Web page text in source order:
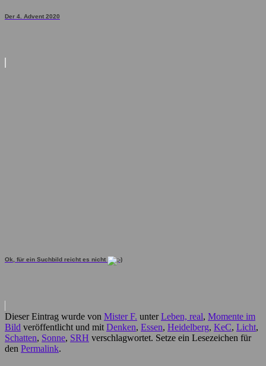
Der 4. Advent 2020
Ok, für ein Suchbild reicht es nicht
Dieser Eintrag wurde von Mister F. unterLeben, real, Momente im
Bild veröffentlicht und mit Denken, Essen, Heidelberg, KeC, Licht,
Schatten, Sonne, SRH verschlagwortet. Setze ein Lesezeichen für
den Permalink.